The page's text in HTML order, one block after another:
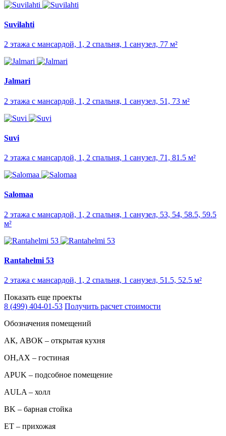
Suvilahti
2 этажа с мансардой, 1, 2 спальня, 1 санузел, 77 м²
Jalmari
2 этажа с мансардой, 1, 2 спальня, 1 санузел, 51, 73 м²
Suvi
2 этажа с мансардой, 1, 2 спальня, 1 санузел, 71, 81.5 м²
Salomaa
2 этажа с мансардой, 1, 2 спальня, 1 санузел, 53, 54, 58.5, 59.5
м²
Rantahelmi 53
2 этажа с мансардой, 1, 2 спальня, 1 санузел, 51.5, 52.5 м²
Показать еще проекты
8 (499) 404-01-53 Получить расчет стоимости
Обозначения помещений
АК, АВОК – открытая кухня
ОН,AX – гостиная
APUK – подсобное помещение
AULA – холл
BK – барная стойка
ET – прихожая